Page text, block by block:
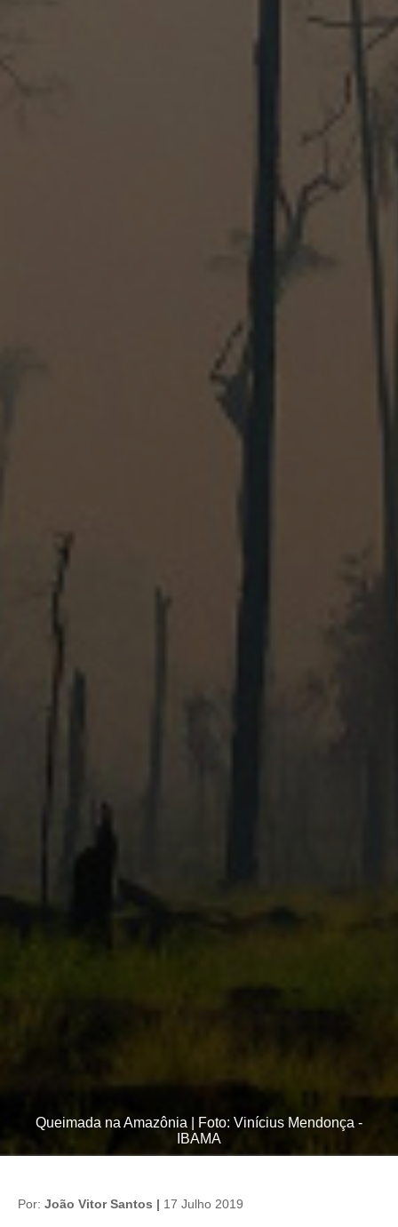
Queimada na Amazônia | Foto: Vinícius Mendonça -
IBAMA
Por: João Vitor Santos | 17 Julho 2019